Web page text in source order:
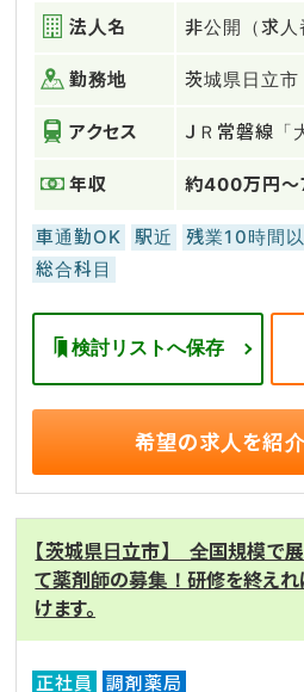
法人名 非公開（求
勤務地 茨城県日立市
アクセス ＪＲ常磐線「
年収 約400万円
車通勤OK 駅近 残業10時間
総合科目
検討リストへ保存
希望の求人を紹
【茨城県日立市】 全国規模で
て薬剤師の募集！研修を終え
けます。
正社員 調剤薬局